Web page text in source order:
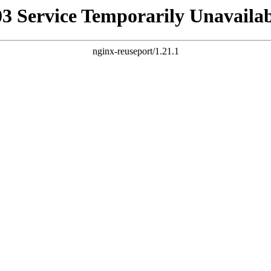
Service Temporarily
nginx-reuseport/1.21.1